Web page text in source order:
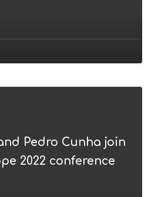
Pedro Cunha join
2022 conference